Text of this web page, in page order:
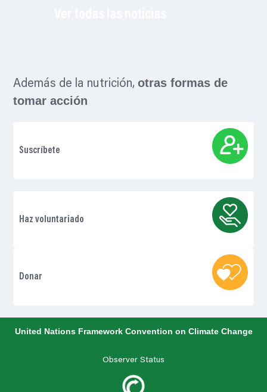
Además de la nutrición,otras formas de
tomar acción
Suscríbete
Haz voluntariado
Donar
United Nations Framework Convention on Climate Change
Observer Status